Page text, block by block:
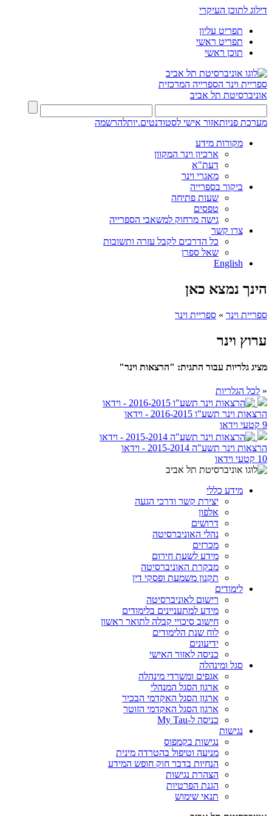
דילוג לתוכן העיקרי
תפריט עליון
תפריט ראשי
תוכן ראשי
ספריית וינר הספרייה המרכזית
אוניברסיטת תל אביב
מערכת פניותאזור אישי לסטודנטים.יותלהרשמה
מקורות מידע
ארכיון וינר המקוון
דעת"א
מאגרי וינר
ביקור בספרייה
שעות פתיחה
טפסים
גישה מרחוק למשאבי הספרייה
צרו קשר
כל הדרכים לקבל עזרה ותשובות
שאל ספרן
English
הינך נמצא כאן
ספריית וינר » ספריית וינר
ערוץ וינר
מציג גלריות עבור התגית: "הרצאות וינר"
« לכל הגלריות
הרצאות וינר תשע"ו 2016-2015 - וידאו
9 קטעי וידאו
הרצאות וינר תשע"ה 2015-2014 - וידאו
10 קטעי וידאו
מידע כללי
יצירת קשר ודרכי הגעה
אלפון
דרושים
נהלי האוניברסיטה
מכרזים
מידע לשעת חירום
מבקרת האוניברסיטה
תקנון משמעת ופסקי דין
לימודים
רישום לאוניברסיטה
מידע למתעניינים בלימודים
חישוב סיכויי קבלה לתואר ראשון
לוח שנת הלימודים
ידיעונים
כניסה לאזור האישי
סגל ומינהלה
אגפים ומשרדי מינהלה
ארגון הסגל המנהלי
ארגון הסגל האקדמי הבכיר
ארגון הסגל האקדמי הזוטר
כניסה ל-My Tau
נגישות
נגישות בקמפוס
מניעה וטיפול בהטרדה מינית
הנחיות בדבר חוק חופש המידע
הצהרת נגישות
הגנת הפרטיות
תנאי שימוש